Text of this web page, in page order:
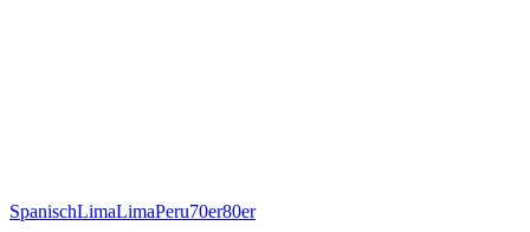
SpanischLimaLimaPeru70er80er